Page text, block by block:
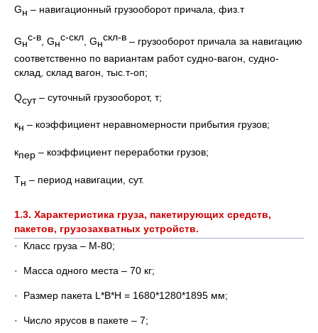
Gн – навигационный грузооборот причала, физ.т
Gн
с-в , Gн
с-скл , Gн
скл-в – грузооборот причала за навигацию
соответственно по вариантам работ судно-вагон, судно-
склад, склад вагон, тыс.т-оп;
Qсут– суточный грузооборот, т;
кн – коэффициент неравномерности прибытия грузов;
кпер – коэффициент переработки грузов;
Тн – период навигации, сут.
1.3. Характеристика груза, пакетирующих средств,
пакетов, грузозахватных устройств.
· Класс груза – М-80;
· Масса одного места – 70 кг;
· Размер пакета L*B*H = 1680*1280*1895 мм;
· Число ярусов в пакете – 7;